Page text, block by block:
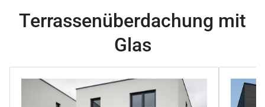
Terrassenüberdachung mit
Glas